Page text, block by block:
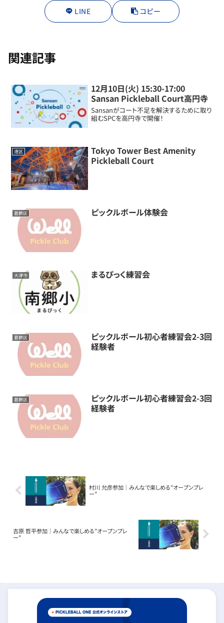
LINE コピー
関連記事
12月10日(火) 15:30-17:00
Sansan Pickleball Court高円寺
Sansanがコート不足を解決するために取り
組むSPCを高円寺で開催！
港区
Tokyo Tower Best Amenity
Pickleball Court
葛飾区 ピックルボール体験会
大津市 まるぴっく練習会
葛飾区
ピックルボール初心者練習会2-3回
経験者
葛飾区
ピックルボール初心者練習会2-3回
経験者
村川 允彦参加｜みんなで楽しめる”オープンプレ
ー”
吉原 哲平参加｜みんなで楽しめる”オープンプレ
ー”